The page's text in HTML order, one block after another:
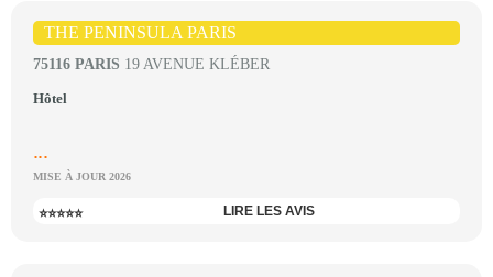
THE PENINSULA PARIS
75116 PARIS 19 AVENUE KLÉBER
Hôtel
...
MISE À JOUR 2026
⭐⭐⭐⭐⭐ LIRE LES AVIS